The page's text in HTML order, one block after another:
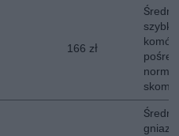
166 zł
Średni
szybki
Średni